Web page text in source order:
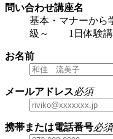
問い合わせ講座名
基本・マナーから
級～ 1日体験講
お名前
メールアドレス必須
携帯または電話番号必須